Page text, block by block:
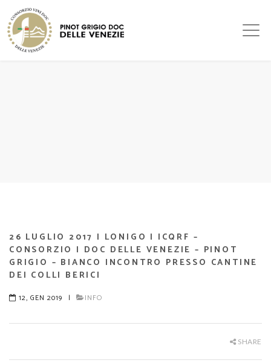
26 LUGLIO 2017 | LONIGO | ICQRF –
CONSORZIO | DOC DELLE VENEZIE – PINOT
GRIGIO – BIANCO INCONTRO PRESSO CANTINE
DEI COLLI BERICI
12, GEN 2019 | INFO
SHARE